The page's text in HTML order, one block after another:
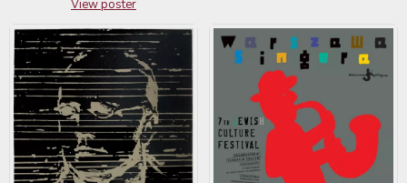
View poster